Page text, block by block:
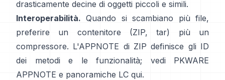
drasticamente decine di oggetti piccoli e simili.
Interoperabilità. Quando si scambiano più file,
preferire un contenitore (ZIP, tar) più un
compressore. L'APPNOTE di ZIP definisce gli ID
dei metodi e le funzionalità; vedi
PKWARE
APPNOTE e panoramiche LC qui.